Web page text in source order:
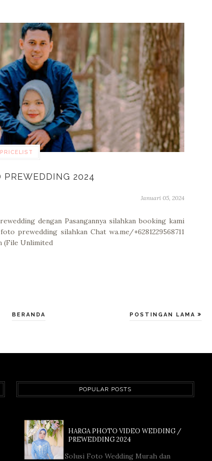
PRICELIST
PREWEDDING 2024
Januari 05, 2024
dengan Pasangannya silahkan booking kami
prewedding silahkan Chat wa.me/+6281229568711
(File Unlimited
POSTINGAN LAMA
BERANDA
POPULAR POSTS
HARGA PHOTO VIDEO WEDDING /
PREWEDDING 2024
Solusi Foto Wedding Murah dan